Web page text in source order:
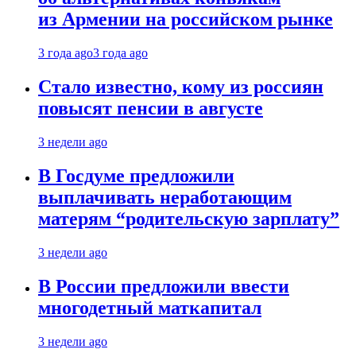
из Армении на российском рынке
3 года ago3 года ago
Стало известно, кому из россиян
повысят пенсии в августе
3 недели ago
В Госдуме предложили
выплачивать неработающим
матерям “родительскую зарплату”
3 недели ago
В России предложили ввести
многодетный маткапитал
3 недели ago